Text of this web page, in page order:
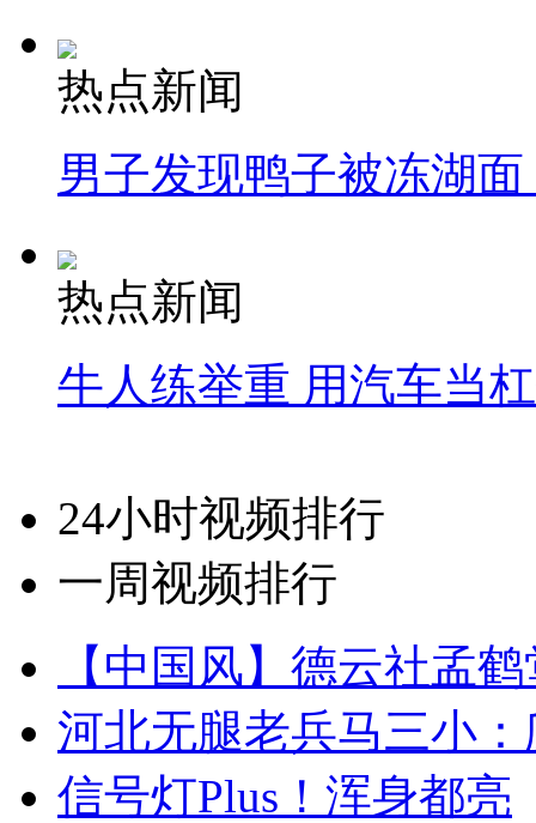
热点新闻
男子发现鸭子被冻湖
热点新闻
牛人练举重 用汽车当
24小时视频排行
一周视频排行
【中国风】德云社孟
河北无腿老兵马三小
信号灯Plus！浑身都亮